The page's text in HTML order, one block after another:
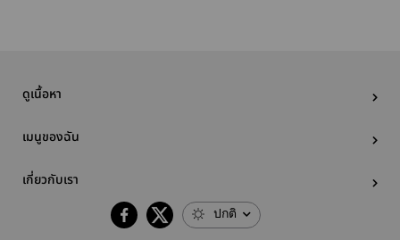
ดูเนื้อหา
เมนูของฉัน
เกี่ยวกับเรา
ปกติ